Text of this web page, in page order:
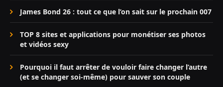
James Bond 26 : tout ce que l’on sait sur le prochain 007
TOP 8 sites et applications pour monétiser ses photos
et vidéos sexy
Pourquoi il faut arrêter de vouloir faire changer l’autre
(et se changer soi-même) pour sauver son couple